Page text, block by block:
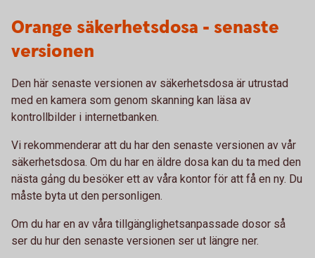
Orange säkerhetsdosa - senaste
versionen
Den här senaste versionen av säkerhetsdosa är utrustad
med en kamera som genom skanning kan läsa av
kontrollbilder i internetbanken.
Vi rekommenderar att du har den senaste versionen av vår
säkerhetsdosa. Om du har en äldre dosa kan du ta med den
nästa gảng du besöker ett av våra kontor för att få en ny. Du
måste byta ut den personligen.
Om du har en av våra tillgänglighetsanpassade dosor så
ser du hur den senaste versionen ser ut längre ner.